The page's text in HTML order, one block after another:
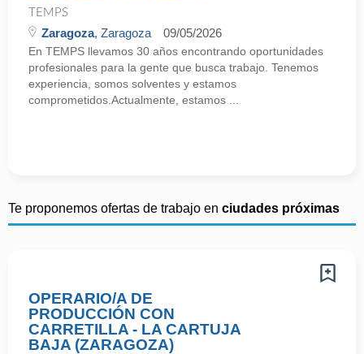
TEMPS
Zaragoza, Zaragoza 09/05/2026
En TEMPS llevamos 30 años encontrando oportunidades
profesionales para la gente que busca trabajo. Tenemos
experiencia, somos solventes y estamos
comprometidos.Actualmente, estamos ...
Te proponemos ofertas de trabajo en ciudades próximas
OPERARIO/A DE
PRODUCCIÓN CON
CARRETILLA - LA CARTUJA
BAJA (ZARAGOZA)